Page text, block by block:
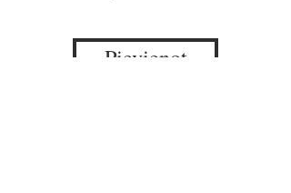
Pievienot